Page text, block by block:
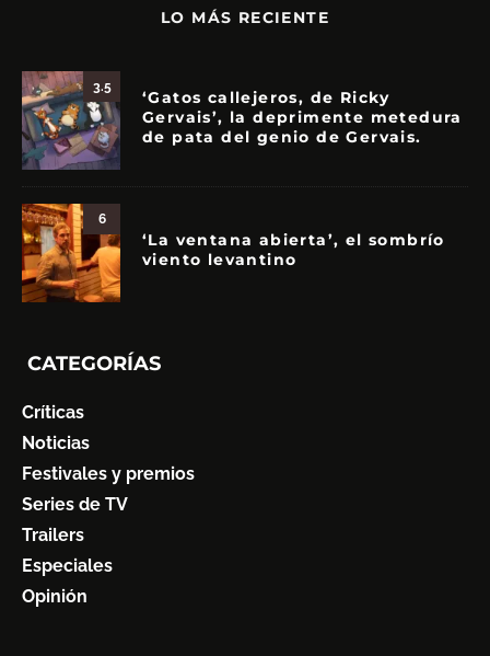
LO MÁS RECIENTE
3.5
‘Gatos callejeros, de Ricky
Gervais’, la deprimente metedura
de pata del genio de Gervais.
6
‘La ventana abierta’, el sombrío
viento levantino
CATEGORÍAS
Críticas
Noticias
Festivales y premios
Series de TV
Trailers
Especiales
Opinión